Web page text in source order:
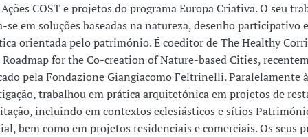
COST e projetos do programa Europa Criativa. O seu
se em soluções baseadas na natureza, desenho participativo
orientada pelo património. É coeditor de The Healthy
for the Co-creation of Nature-based Cities,
pela Fondazione Giangiacomo Feltrinelli. Paralelamente à
trabalhou em prática arquitetónica em projetos de
incluindo em contextos eclesiásticos e sítios
bem como em projetos residenciais e comerciais. Os seus